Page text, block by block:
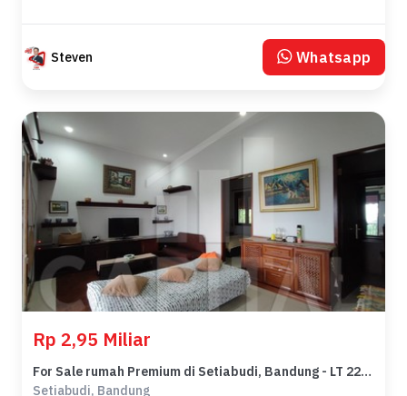
Steven Whatsapp
Rp 2,95 Miliar
For Sale rumah Premium di Setiabudi, Bandung - LT 225m²
Setiabudi, Bandung